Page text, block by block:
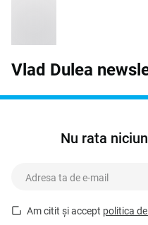
Vlad Dulea
Nu rata
Am citit și accept politica